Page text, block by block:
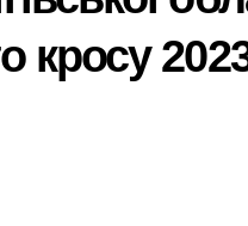
кросу